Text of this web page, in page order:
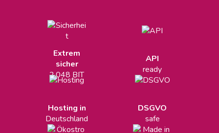
Extrem
sicher
2.048 BIT
API
ready
Hosting in
Deutschland
DSGVO
safe